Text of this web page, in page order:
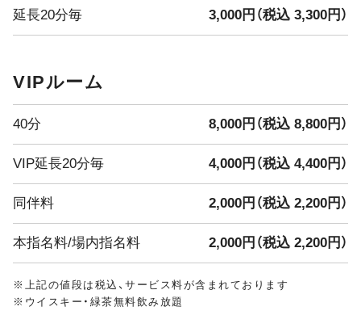
本日のイベント
どんな味かは飲んでからのお楽しみ
7/30・7/31限定 ドレスDay開催
2日間限定
普段とは一味違う特別な雰囲気のVivienneをぜひお楽しみ
8/1(土)〜8/4(火) 真夏の大還元祭
4Days
延長20分毎 3,000円（税込 3,300円）
VIPルーム
40分 8,000円（税込 8,800円）
VIP延長20分毎 4,000円（税込 4,400円）
同伴料 2,000円（税込 2,200円）
本指名料/場内指名料 2,000円（税込 2,200円）
※上記の値段は税込、サービス料が含まれております
※ウイスキー・緑茶無料飲み放題